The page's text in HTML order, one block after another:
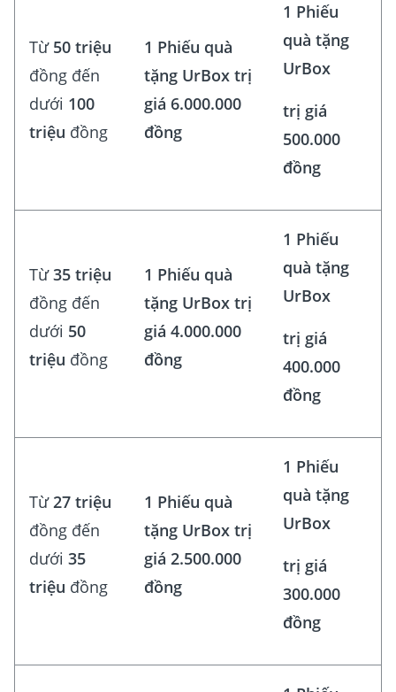
Từ 50 triệu
đồng đến
dưới 100
triệu đồng
1 Phiếu quà
tặng UrBox trị
giá 6.000.000
đồng
1 Phiếu
quà tặng
UrBox
trị giá
500.000
đồng
Từ35 triệu
đồng đến
dưới 50
triệu đồng
1 Phiếu quà
tặng UrBox trị
giá 4.000.000
đồng
1 Phiếu
quà tặng
UrBox
trị giá
400.000
đồng
Từ27 triệu
đồng đến
dưới 35
triệu đồng
1 Phiếu quà
tặng UrBox trị
giá 2.500.000
đồng
1 Phiếu
quà tặng
UrBox
trị giá
300.000
đồng